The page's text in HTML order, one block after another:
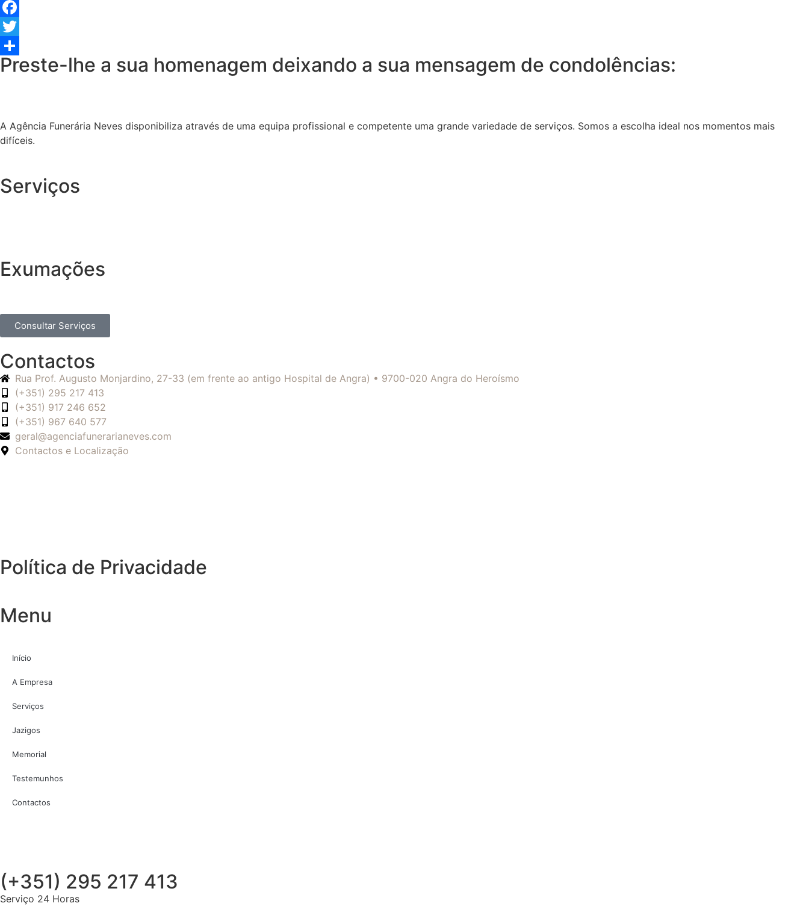
Facebook
Twitter
Share
Preste-lhe a sua homenagem deixando a sua mensagem de condolências:
A Agência Funerária Neves disponibiliza através de uma equipa profissional e competente uma grande variedade de serviços. Somos a escolha ideal nos momentos mais
difíceis.
Serviços
Exumações
Consultar Serviços
Contactos
Rua Prof. Augusto Monjardino, 27-33 (em frente ao antigo Hospital de Angra) • 9700-020 Angra do Heroísmo
(+351) 295 217 413
(+351) 917 246 652
(+351) 967 640 577
geral@agenciafunerarianeves.com
Contactos e Localização
Política de Privacidade
Menu
Início
A Empresa
Serviços
Jazigos
Memorial
Testemunhos
Contactos
(+351) 295 217 413
Serviço 24 Horas